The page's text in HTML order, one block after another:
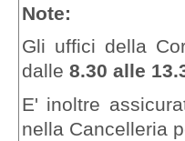
Note:
Gli uffici della
dalle 8.30 alle
E' inoltre
nella Cancelleria